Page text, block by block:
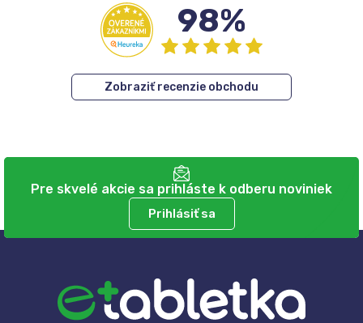
98%
Zobraziť recenzie obchodu
Pre skvelé akcie sa prihláste k odberu noviniek
Prihlásiť sa